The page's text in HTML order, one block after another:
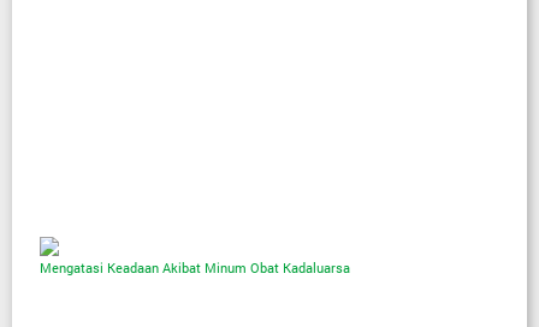
Mengatasi Keadaan Akibat Minum Obat Kadaluarsa